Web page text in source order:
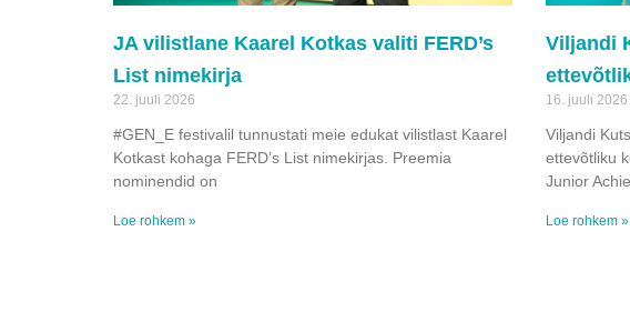
JA vilistlane Kaarel Kotkas valiti FERD’s
List nimekirja
22. juuli 2026
#GEN_E festivalil tunnustati meie edukat vilistlast Kaarel
Kotkast kohaga FERD’s List nimekirjas. Preemia
nominendid on
Loe rohkem »
Viljandi
16. juuli 2026
Viljandi
ettevõtliku
Junior
Loe rohkem »